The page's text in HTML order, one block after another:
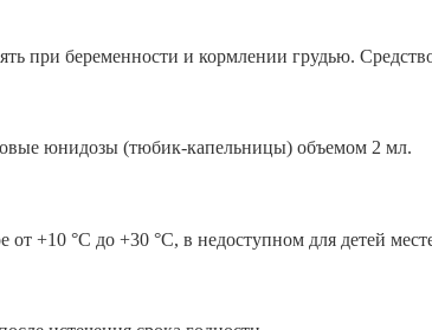
при беременности и кормлении грудью.
юнидозы (тюбик-капельницы) объемом 2 мл.
от +10 °С до +30 °С, в недоступном для детей